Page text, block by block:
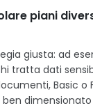
piani
giusta: ad
tratta dati
Basic o
ben